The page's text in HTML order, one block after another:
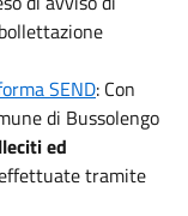
SEND: Con
di Bussolengo
ed
tramite